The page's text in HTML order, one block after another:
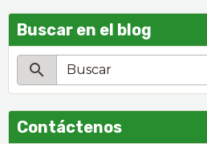
Buscar en el blog
Contáctenos